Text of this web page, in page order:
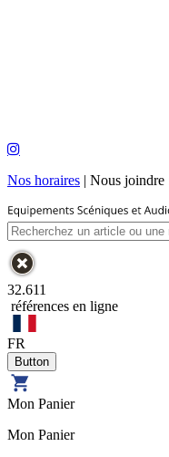
Nos horaires | Nous joindre
32.611
références en ligne
FR
Mon Panier
Mon Panier